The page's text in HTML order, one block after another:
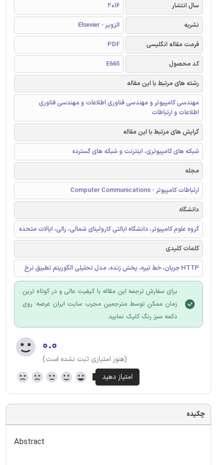
سال انتشار
2016
نشریه
الزویر - Elsevier
فرمت مقاله انگلیسی
PDF
کد محصول
E665
رشته های مرتبط با این مقاله
مهندسی کامپیوتر و مهندسی فناوری اطلاعات و مهندسی فناوری
اطلاعات و ارتباطات
گرایش های مرتبط با این مقاله
شبکه های کامپیوتری، اینترنت و شبکه های گسترده
مجله
ارتباطات کامپیوتر - Computer Communications
دانشگاه
گروه علوم کامپیوتر، دانشگاه ایالتی کارولینای شمالی، رالی، ایالات متحده
کلمات کلیدی
HTTP جریان، خط تیره، پخش زنده، مدل تحلیلی الگوریتم تطبیق نرخ
برای سفارش ترجمه این مقاله با کیفیت عالی و در کوتاه ترین
زمان ممکن توسط مترجمین مجرب سایت ایران عرضه؛ روی
دکمه سبز رنگ کلیک نمایید.
۰.۰
(هنوز امتیازی ثبت نشده است)
چکیده
Abstract